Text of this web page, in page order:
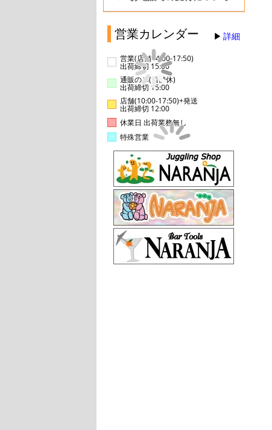
営業カレンダー 詳細
営業(店舗14:00-17:50)
出荷締切 15:00
通販のみ(店舗休)
出荷締切 15:00
店舗(10:00-17:50)+発送
出荷締切 12:00
休業日 出荷業務無し
特殊営業